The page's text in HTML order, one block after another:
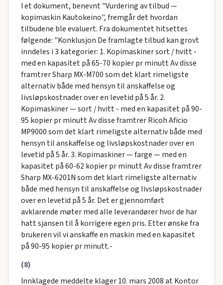
I et dokument, benevnt "Vurdering av tilbud —
kopimaskin Kautokeino", fremgår det hvordan
tilbudene ble evaluert. Fra dokumentet hitsettes
følgende: "Konklusjon De framlagte tilbud kan grovt
inndeles i 3 kategorier: 1. Kopimaskiner sort / hvitt -
med en kapasitet på 65-70 kopier pr minutt Av disse
framtrer Sharp MX-M700 som det klart rimeligste
alternativ både med hensyn til anskaffelse og
livsløpskostnader over en levetid på 5 år. 2.
Kopimaskiner — sort / hvitt - med en kapasitet på 90-
95 kopier pr minutt Av disse framtrer Ricoh Aficio
MP9000 som det klart rimeligste alternativ både med
hensyn til anskaffelse og livsløpskostnader over en
levetid på 5 år. 3. Kopimaskiner — farge — med en
kapasitet på 60-62 kopier pr minutt Av disse framtrer
Sharp MX-6201N som det klart rimeligste alternativ
både med hensyn til anskaffelse og livsløpskostnader
over en levetid på 5 år. Det er gjennomført
avklarende møter med alle leverandører hvor de har
hatt sjansen til å korrigere egen pris. Etter ønske fra
brukeren vil vi anskaffe en maskin med en kapasitet
på 90-95 kopier pr minutt.-
(8)
Innklagede meddelte klager 10. mars 2008 at Kontor